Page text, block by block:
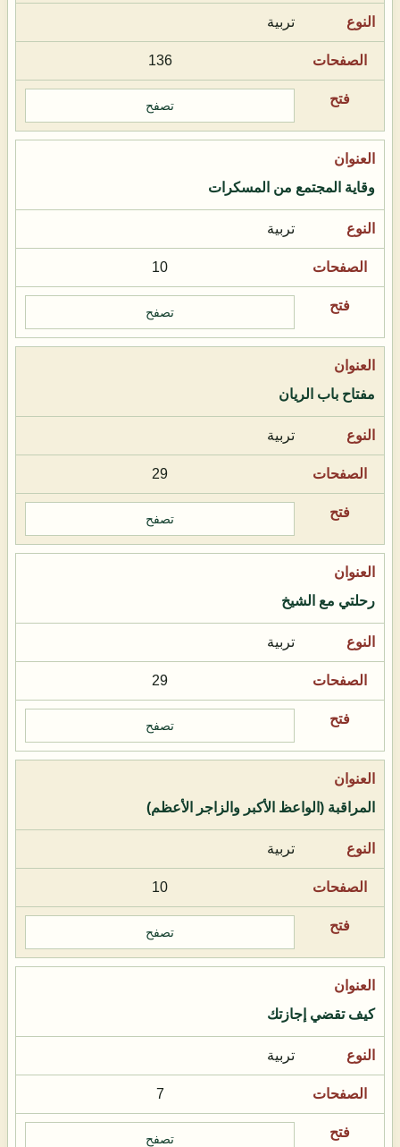
تربية
136
تصفح
وقاية المجتمع من المسكرات
تربية
10
تصفح
مفتاح باب الريان
تربية
29
تصفح
رحلتي مع الشيخ
تربية
29
تصفح
المراقبة (الواعظ الأكبر والزاجر الأعظم)
تربية
10
تصفح
كيف تقضي إجازتك
تربية
7
تصفح